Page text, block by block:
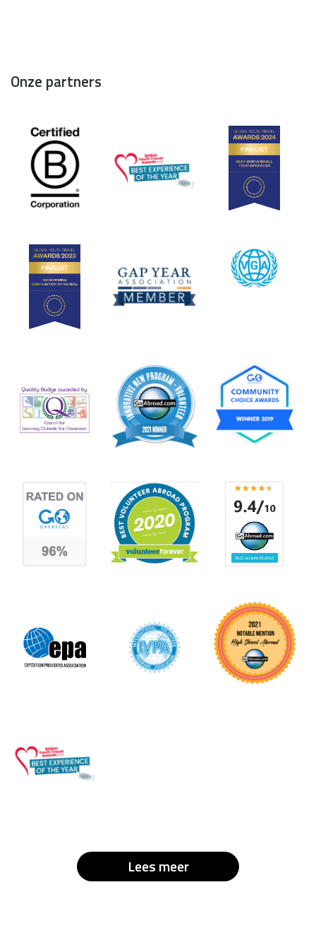
Onze partners
Lees meer